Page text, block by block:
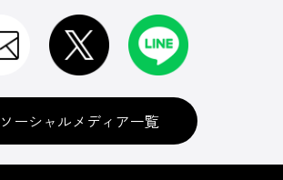
ソーシャルメディア一覧